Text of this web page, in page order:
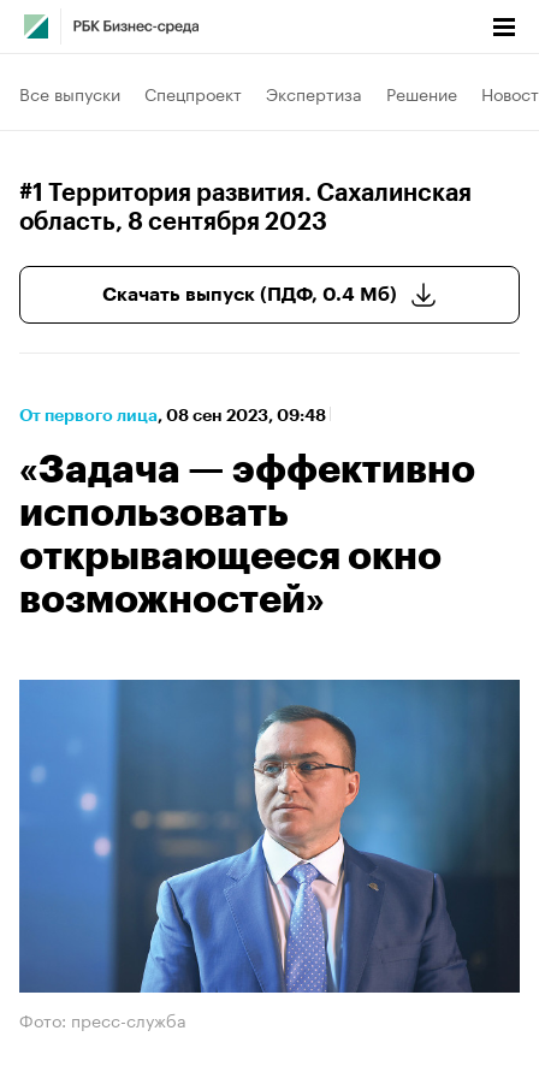
Все выпуски Спецпроект Экспертиза Решение
#1 Территория развития. Сахалинская
область, 8 сентября 2023
Скачать выпуск (ПДФ, 0.4 Мб)
От первого лица⁠, 08 сен 2023, 09:48
«Задача — эффективно
использовать
открывающееся окно
возможностей»
Фото: пресс-служба